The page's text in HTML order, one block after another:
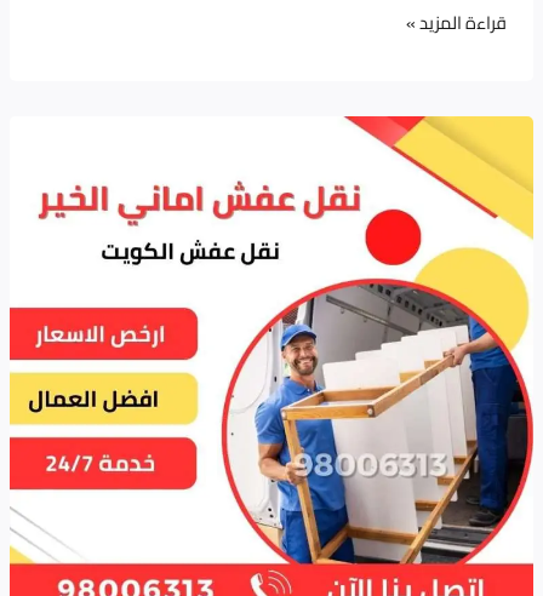
قراءة المزيد »
عفش
خدمات
نقل
الأثاث
والفك
والتركيب
والتغليف
بأعلى
مستوى
من
الاحترافية